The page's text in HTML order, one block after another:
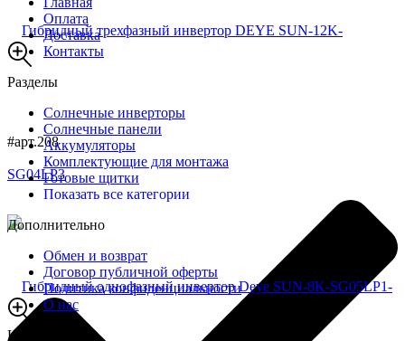
#арт.208
Оплата
Доставка
Контакты
Разделы
Солнечные инверторы
Солнечные панели
Аккумуляторы
Комплектующие для монтажа
Готовые щитки
Показать все категории
Дополнительно
Обмен и возврат
Договор публичной оферты
Политика конфиденциальности
О нас
Контакты